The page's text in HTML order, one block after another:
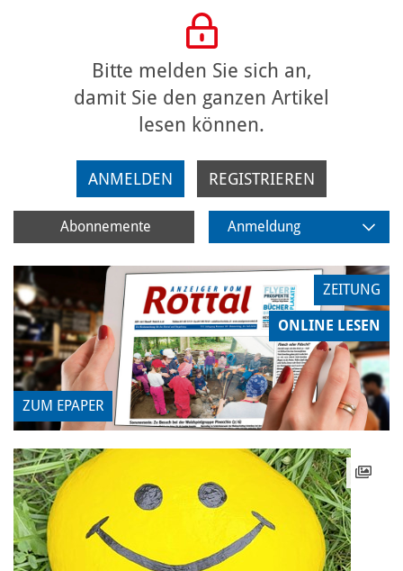
Bitte melden Sie sich an,
damit Sie den ganzen Artikel
lesen können.
ANMELDEN REGISTRIEREN
Abonnemente Anmeldung
ZUM EPAPER
ZEITUNG
ONLINE LESEN